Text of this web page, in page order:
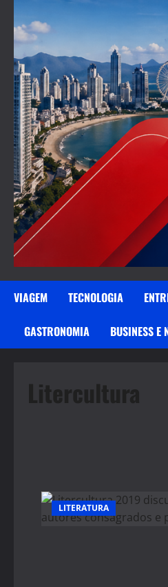
VIAGEM TECNOLOGIA
GASTRONOMIA BUSINESS E
Litercultura
LITERATURA